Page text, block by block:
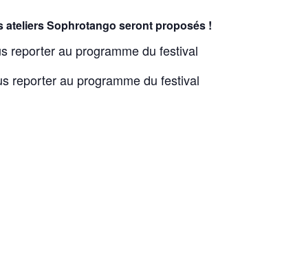
ateliers Sophrotango seront proposés !
reporter au programme du festival
reporter au programme du festival